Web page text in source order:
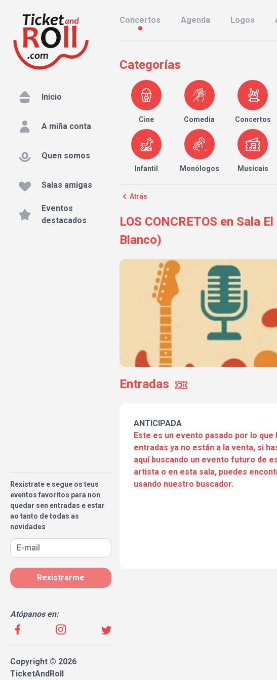
Inicio
A miña conta
Quen somos
Salas amigas
Eventos
destacados
Rexístrate e segue os teus
eventos favoritos para non
quedar sen entradas e estar
ao tanto de todas as
novidades
Rexistrarme
Atópanos en:
Copyright © 2026
TicketAndRoll
Concertos Agenda Logos
Categorías
Cine Comedia Concertos
Infantil Monólogos Musicais
Atrás
LOS CONCRETOS en Sala
Blanco)
Entradas
ANTICIPADA
Este es un evento pasado por lo que
entradas ya no están a la venta, si
aquí buscando un evento futuro de
artista o en esta sala, puedes
usando nuestro buscador.